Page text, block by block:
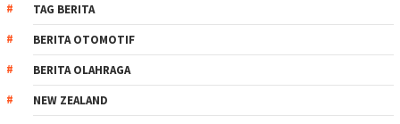
TAG BERITA
BERITA OTOMOTIF
BERITA OLAHRAGA
NEW ZEALAND